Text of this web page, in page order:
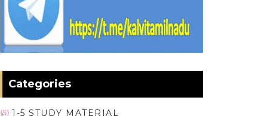
Categories
1-5 STUDY MATERIAL
(5)